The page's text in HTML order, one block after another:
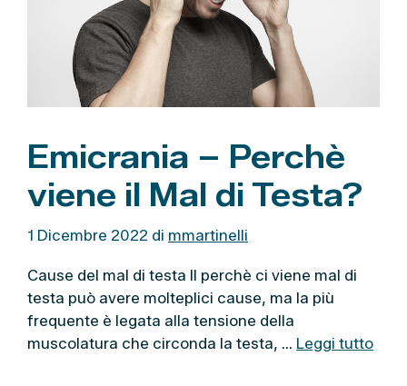
Emicrania – Perchè
viene il Mal di Testa?
1 Dicembre 2022 di mmartinelli
Cause del mal di testa Il perchè ci viene mal di
testa può avere molteplici cause, ma la più
frequente è legata alla tensione della
muscolatura che circonda la testa, … Leggi tutto